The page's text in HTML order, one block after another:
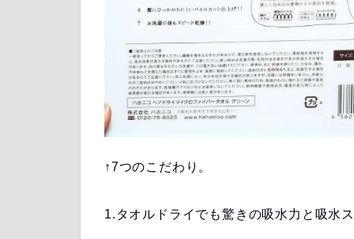
↑7つのこだわり。
1.タオルドライでも驚きの吸水力と吸水